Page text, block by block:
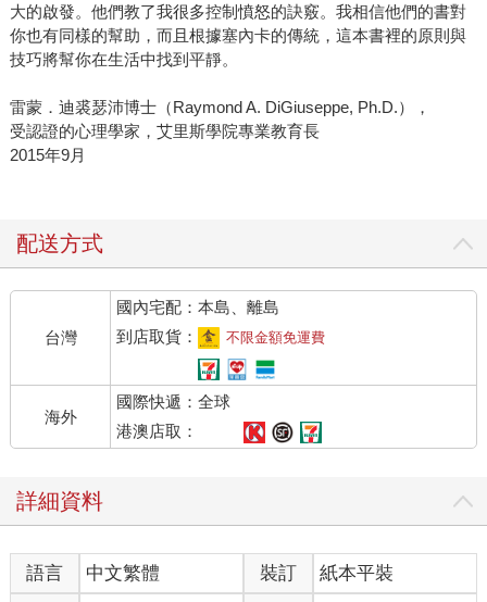
大的啟發。他們教了我很多控制憤怒的訣竅。我相信他們的書對
你也有同樣的幫助，而且根據塞內卡的傳統，這本書裡的原則與
技巧將幫你在生活中找到平靜。
雷蒙．迪裘瑟沛博士（Raymond A. DiGiuseppe, Ph.D.），
受認證的心理學家，艾里斯學院專業教育長
2015年9月
配送方式
台灣
國內宅配：本島、離島
到店取貨：
不限金額免運費
海外
國際快遞：全球
港澳店取：
詳細資料
語言 中文繁體 裝訂
紙本平裝